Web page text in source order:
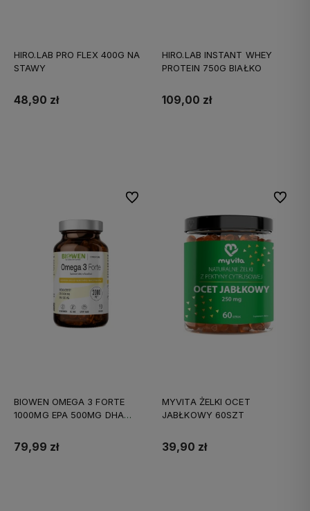
HIRO.LAB PRO FLEX 400G NA
STAWY
48,90 zł
HIRO.LAB INSTANT WHEY
PROTEIN 750G BIAŁKO
109,00 zł
BIOWEN OMEGA 3 FORTE
1000MG EPA 500MG DHA
79,99 zł
Do ulubionych
MYVITA ŻELKI OCET
JABŁKOWY 60SZT
39,90 zł
Do